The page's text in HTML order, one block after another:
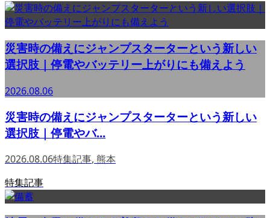
災害時の備えにジャンプスターターという新しい
選択肢｜停電やバッテリー上がりにも備えよう
2026.08.06
災害時の備えにジャンプスターターという新しい
選択肢｜停電やバ...
2026.08.06特集記事, 熊本
特集記事